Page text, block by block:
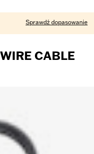
Sprawdź dopasowanie
CABLE